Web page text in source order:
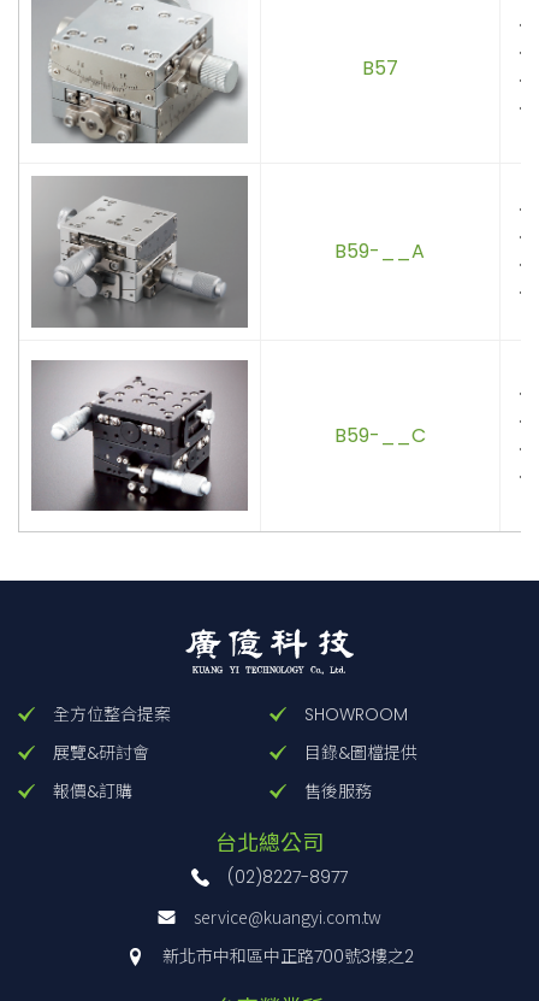
B57
B59-__A
B59-__C
全方位整合提案
SHOWROOM
展覽&研討會
目錄&圖檔提供
報價&訂購
售後服務
台北總公司
(02)8227-8977
service@kuangyi.com.tw
新北市中和區中正路700號3樓之2